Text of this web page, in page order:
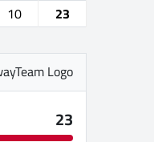
10 23
23